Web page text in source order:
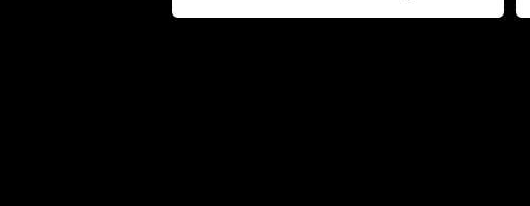
Pottera přišla s ráznou